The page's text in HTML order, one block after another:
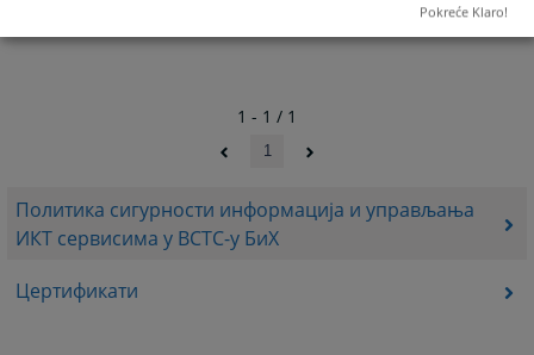
Политика сигурности информација и управљања
ИКТ сервисима у ВСТС-у БиХ
Цертификати
1 - 1 / 1
1
Pokreće Klaro!